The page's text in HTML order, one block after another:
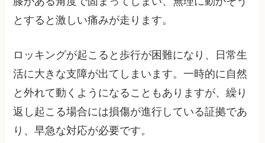
とすると激しい痛みが走ります。
ロッキングが起こると歩行が困難になり、日常生
活に大きな支障が出てしまいます。一時的に自然
と外れて動くようになることもありますが、繰り
返し起こる場合には損傷が進行している証拠であ
り、早急な対応が必要です。